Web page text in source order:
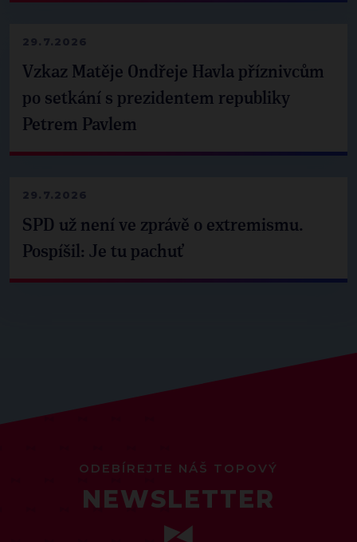
29.7.2026
Vzkaz Matěje Ondřeje Havla příznivcům
po setkání s prezidentem republiky
Petrem Pavlem
29.7.2026
SPD už není ve zprávě o extremismu.
Pospíšil: Je tu pachuť
ODEBÍREJTE NÁŠ TOPOVÝ
NEWSLETTER